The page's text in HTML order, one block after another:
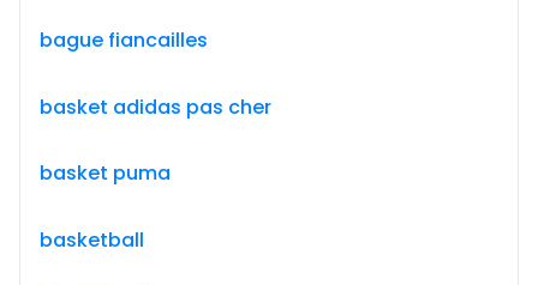
bague fiancailles
basket adidas pas cher
basket puma
basketball